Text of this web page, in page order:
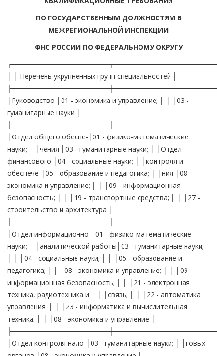
ПО ГОСУДАРСТВЕННЫМ ДОЛЖНОСТЯМ В
МЕЖРЕГИОНАЛЬНОЙ ИНСПЕКЦИИ
ФНС РОССИИ ПО ФЕДЕРАЛЬНОМУ ОКРУГУ
│ │ Перечень укрупненных групп специальностей │
│Руководство │01 - экономика и управление; │ │ │03 -
гуманитарные науки │
│Отдел общего обеспе-│01 - физико-математические
науки; │ │чения │03 - гуманитарные науки; │ │Отдел
финансового │04 - социальные науки; │ │контроля и
обеспече-│05 - образование и педагогика; │ │ния │08 -
экономика и управление; │ │ │09 - информационная
безопасность; │ │ │19 - транспортные средства; │ │ │27 -
строительство и архитектура │
│Отдел информационно-│01 - физико-математические
науки; │ │аналитической работы│03 - гуманитарные науки;
│ │ │04 - социальные науки; │ │ │05 - образование и
педагогика; │ │ │08 - экономика и управление; │ │ │09 -
информационная безопасность; │ │ │21 - электронная
техника, радиотехника и │ │ │связь; │ │ │22 - автоматика
управления; │ │ │23 - информатика и вычислительная
техника; │ │ │08 - экономика и управление │
│Отдел контроля нало-│03 - гуманитарные науки; │ │говых